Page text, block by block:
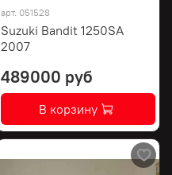
арт. 051528
Suzuki Bandit 1250SA
2007
489000 руб
В корзину